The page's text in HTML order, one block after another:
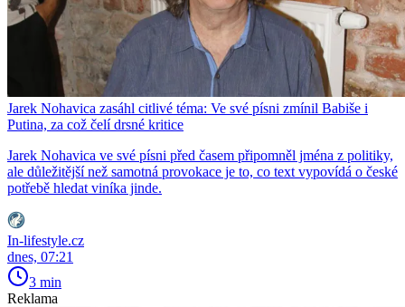
Jarek Nohavica zasáhl citlivé téma: Ve své písni zmínil Babiše i
Putina, za což čelí drsné kritice
Jarek Nohavica ve své písni před časem připomněl jména z politiky,
ale důležitější než samotná provokace je to, co text vypovídá o české
potřebě hledat viníka jinde.
In-lifestyle.cz
dnes, 07:21
3 min
Reklama